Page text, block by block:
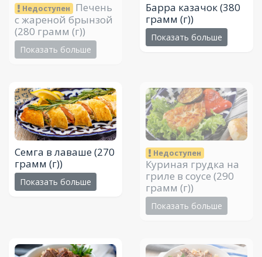
Недоступен
Печень
с жареной брынзой
(280 грамм (г))
Показать больше
Барра казачок(380
грамм (г))
Показать больше
Семга в лаваше(270
грамм (г))
Показать больше
Недоступен
Куриная грудка на
гриле в соусе (290
грамм (г))
Показать больше